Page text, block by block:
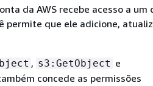
da AWS recebe acesso a um
permite que ele adicione,
, s3:GetObject e
concede as permissões